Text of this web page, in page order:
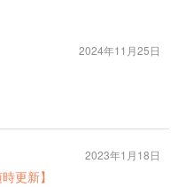
2024年11月25日
更新】
2023年1月18日